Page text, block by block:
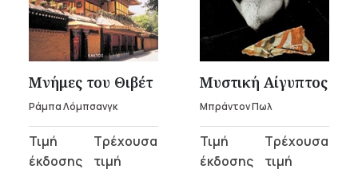
Μνήμες του Θιβέτ
Ράμπα Λόμπσανγκ
Original
price
Η
τρέχουσα
Μυστική Αίγυπτος
Μπράντον Πωλ
Original
price
Η
τρέχουσα